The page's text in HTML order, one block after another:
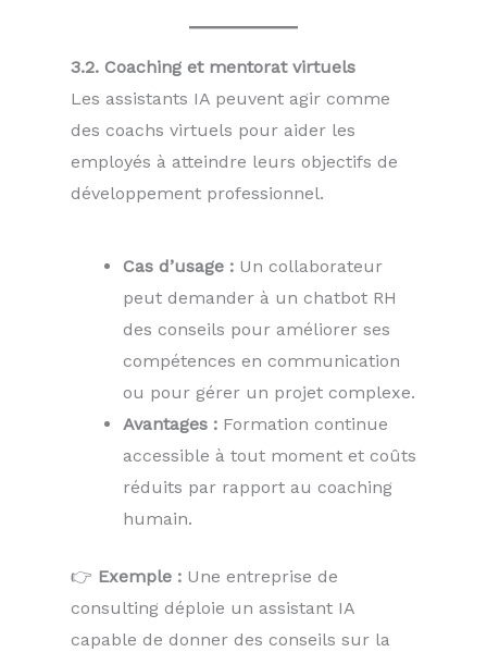
3.2. Coaching et mentorat virtuels
Les assistants IA peuvent agir comme
des coachs virtuels pour aider les
employés à atteindre leurs objectifs de
développement professionnel.
Cas d’usage : Un collaborateur
peut demander à un chatbot RH
des conseils pour améliorer ses
compétences en communication
ou pour gérer un projet complexe.
Avantages : Formation continue
accessible à tout moment et coûts
réduits par rapport au coaching
humain.
👉 Exemple : Une entreprise de
consulting déploie un assistant IA
capable de donner des conseils sur la